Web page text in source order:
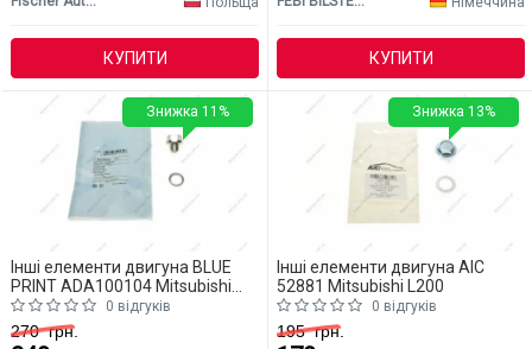
КУПИТИ КУПИТИ
Інші елементи двигуна BLUE
PRINT ADA100104 Mitsubishi
L200
0 відгуків
270грн.
Знижка 11%
Інші елементи двигуна AIC
52881 Mitsubishi L200
0 відгуків
195грн.
Знижка 13%